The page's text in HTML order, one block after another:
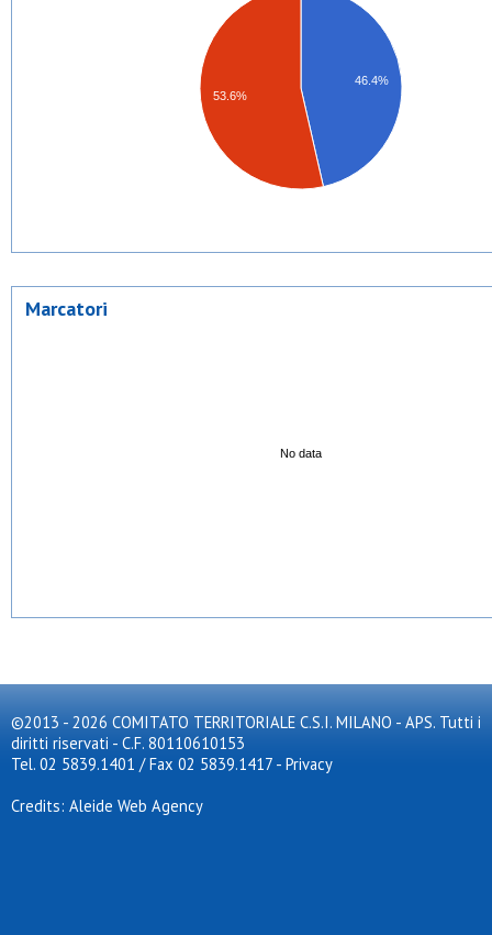
46.4%
53.6%
No data
Marcatori
©2013 - 2026 COMITATO TERRITORIALE C.S.I. MILANO - APS. Tutti i
diritti riservati - C.F. 80110610153
Tel. 02 5839.1401 / Fax 02 5839.1417 - Privacy
Credits: Aleide Web Agency